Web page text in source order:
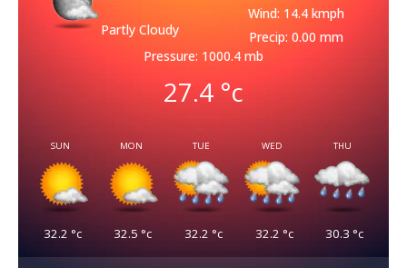
Partly Cloudy
Wind: 14.4 kmph
Precip: 0.00 mm
Pressure: 1000.4 mb
27.4 °c
SUN
32.2 °c
MON
32.5 °c
TUE
32.2 °c
WED
32.2 °c
THU
30.3 °c